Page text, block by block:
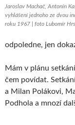
Jaroslav Machač, Antonín
vyhlášení jednoho ze dvou
roku 1967 | foto Lubomír
odpoledne, jen
Mám v plánu
čem povídat.
a Milan Polákovi,
Podhola a mnozí